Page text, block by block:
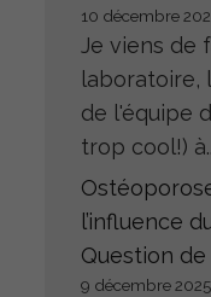
10 décembre
Je viens de
laboratoire,
de l'équipe
trop cool!)
l’influence
Question de
9 décembre 2025